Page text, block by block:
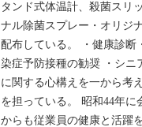
タンド式体温計、殺菌スリ
ナル除菌スプレー・オリジ
配布している。 ・健康診断
染症予防接種の勧奨 ・シニ
に関する心構えを一から考
を担っている。 昭和44年
からも従業員の健康と活躍